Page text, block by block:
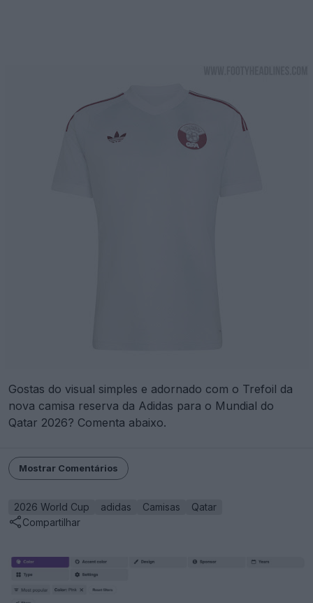
Gostas do visual simples e adornado com o Trefoil da
nova camisa reserva da Adidas para o Mundial do
Qatar 2026? Comenta abaixo.
Mostrar Comentários
2026 World Cup adidas Camisas
Qatar
Compartilhar